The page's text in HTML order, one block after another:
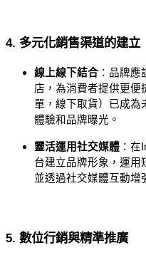
4. 多元化銷售渠道的建立
線上線下結合 ：品牌
店，為消費者提供更便
單，線下取貨）已成為
體驗和品牌曝光。
靈活運用社交媒體 ：
台建立品牌形象，運用
並透過社交媒體互動增
5. 數位行銷與精準推廣